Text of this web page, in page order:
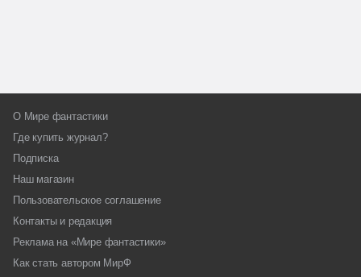
О Мире фантастики
Где купить журнал?
Подписка
Наш магазин
Пользовательское соглашение
Контакты и редакция
Реклама на «Мире фантастики»
Как стать автором МирФ